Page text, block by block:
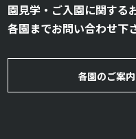
園見学・ご入園に関する
各園までお問い合わせ下
各園のご案内